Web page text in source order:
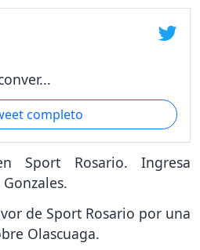
completo
Sport Rosario. Ingresa
de Sport Rosario por una
Olascuaga.